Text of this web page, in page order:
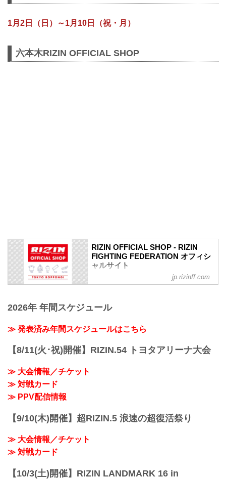
1月2日（日）～1月10日（祝・月）
六本木RIZIN OFFICIAL SHOP
RIZIN OFFICIAL SHOP - RIZIN
FIGHTING FEDERATION オフィシ
ャルサイト
RIZIN FFオフィシャルショップが東京の
ャルグッズはもちろん、SHOP限定の商
さらに、RIZINで活躍する選手がゲストで
運んでみよう！
2021年-2022年 年末年始の営業について
12月27日（月）〜12月3...
jp.rizinff.com
2026年 年間スケジュール
≫ 発表済み年間スケジュールはこちら
【8/11(火･祝)開催】RIZIN.54 トヨタアリーナ大会
≫ 大会情報／チケット
≫ 対戦カード
≫ PPV配信情報
【9/10(木)開催】超RIZIN.5 浪速の超復活祭り
≫ 大会情報／チケット
≫ 対戦カード
【10/3(土)開催】RIZIN LANDMARK 16 in